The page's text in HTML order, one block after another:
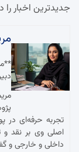
جدیدترین اخبار را
تجربه حرفه‌ای در
اصلی وی بر نقد و
داخلی و خارجی و